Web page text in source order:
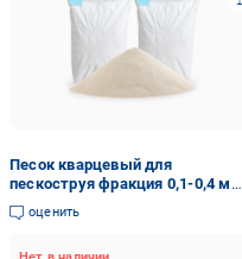
Песок кварцевый для
пескоструя фракция 0,1-0,4 мм
50 кг (2333276939)
оценить